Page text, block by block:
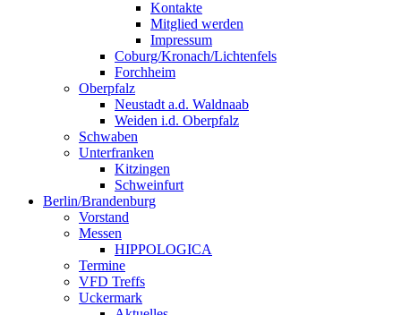
Kontakte
Mitglied werden
Impressum
Coburg/Kronach/Lichtenfels
Forchheim
Oberpfalz
Neustadt a.d. Waldnaab
Weiden i.d. Oberpfalz
Schwaben
Unterfranken
Kitzingen
Schweinfurt
Berlin/Brandenburg
Vorstand
Messen
HIPPOLOGICA
Termine
VFD Treffs
Uckermark